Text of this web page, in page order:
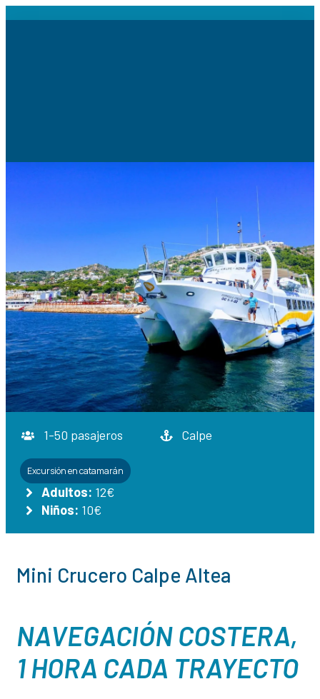
1-50 pasajeros Calpe
Excursión en catamarán
Adultos: 12€
Niños: 10€
Mini Crucero Calpe Altea
NAVEGACIÓN COSTERA,
1 HORA CADA TRAYECTO